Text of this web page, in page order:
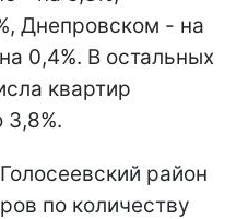
Днепровском - на
0,4%. В остальных
квартир
3,8%.
район
по количеству